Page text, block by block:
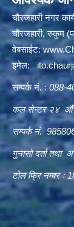
चौरजहारी नगर
चौरजहारी, रुकुम
वेबसाईट:
इमेल:
सम्पर्क नं. : 088-
कल सेन्टर २४ औं
सम्पर्क नं.
गुनासो दर्ता तथा
टोल फ्रि नम्बर ः